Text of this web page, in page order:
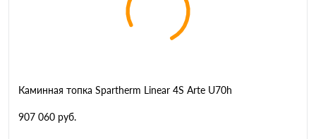
Каминная топка Spartherm Linear 4S Arte U70h
907 060 руб.